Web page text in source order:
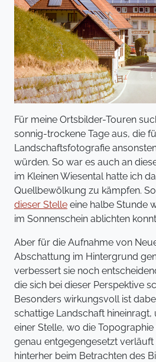
Für meine Ortsbilder-Touren
sonnig-trockene Tage aus, die
Landschaftsfotografie
würden. So war es auch an
im Kleinen Wiesental hatte ich
Quellbewölkung zu kämpfen.
dieser Stelle eine halbe Stunde
im Sonnenschein ablichten
Aber für die Aufnahme von
Abschattung im Hintergrund
verbessert sie noch
die sich bei dieser Perspektive
Besonders wirkungsvoll ist
schattige Landschaft hineinragt,
einer Stelle, wo die
genau entgegengesetzt verläuft
hinterher beim Betrachten des